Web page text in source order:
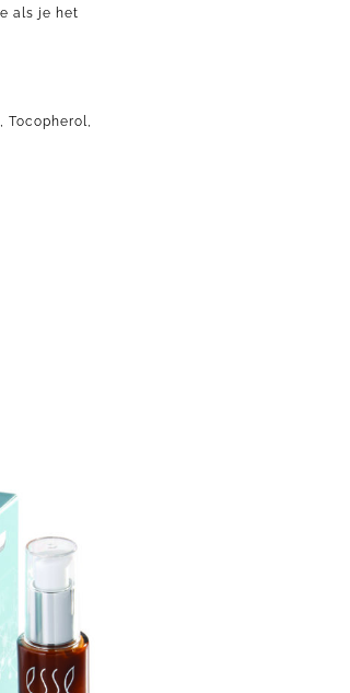
als je het
Tocopherol,